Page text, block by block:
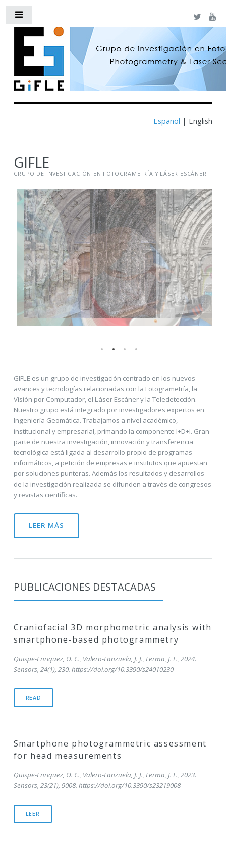
Español | English
GIFLE
GRUPO DE INVESTIGACIÓN EN FOTOGRAMETRÍA Y LÁSER ESCÁNER
GIFLE es un grupo de investigación centrado en los nuevos
avances y tecnologías relacionadas con la Fotogrametría, la
Visión por Computador, el Láser Escáner y la Teledetección.
Nuestro grupo está integrado por investigadores expertos en
Ingeniería Geomática. Trabajamos a nivel académico,
institucional y empresarial, primando la componente I+D+i. Gran
parte de nuestra investigación, innovación y transferencia
tecnológica está ligada al desarrollo propio de programas
informáticos, a petición de empresas e institutos que apuestan
por soluciones punteras. Además los resultados y desarrollos
de la investigación realizada se difunden a través de congresos
y revistas científicas.
LEER MÁS
PUBLICACIONES DESTACADAS
Craniofacial 3D morphometric analysis with
smartphone-based photogrammetry
Quispe-Enriquez, O. C., Valero-Lanzuela, J. J., Lerma, J. L., 2024.
Sensors, 24(1), 230. https://doi.org/10.3390/s24010230
READ
Smartphone photogrammetric assessment
for head measurements
Quispe-Enriquez, O. C., Valero-Lanzuela, J. J., Lerma, J. L., 2023.
Sensors, 23(21), 9008. https://doi.org/10.3390/s23219008
LEER